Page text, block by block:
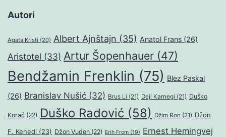
Autori
Agata Kristi (20) Albert Ajnštajn (35) Anatol Frans (26)
Aristotel (33) Artur Šopenhauer (47)
Bendžamin Frenklin (75) Blez Paskal
(26) Branislav Nušić (32) Brus Li (21) Dejl Karnegi (21) Duško
Korać (22) Duško Radović (58) Džim Ron (21) Džon
F. Kenedi (23) Džon Vuden (22) Erih From (19) Ernest Hemingvej